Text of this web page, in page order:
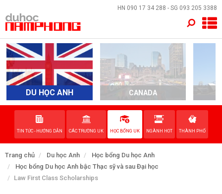
HN 090 17 34 288 - SG 093 205 3388
DU HỌC ANH CANADA
TIN TỨC - HƯỚNG DẪN CÁC TRƯỜNG UK HỌC BỔNG UK NGÀNH HOT THÀNH PHỐ
Trang chủ Du học Anh
Học bổng Du học Anh
Học bổng Du học Anh bậc Thạc sỹ và sau Đại học
Law First Class Scholarships
×
TRANG CHỦ
QUỐC GIA
EVENTS
DỊCH VỤ
VỀ NAM PHONG
LIÊN HỆ